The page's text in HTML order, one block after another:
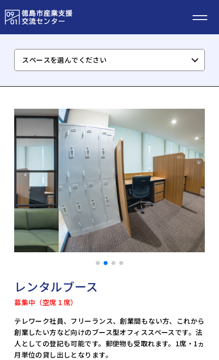
レンタルブース
募集中（空席１席）
テレワーク社員、フリーランス、創業間もない方、これから
創業したい方など向けのブース型オフィススペースです。法
人としての登記も可能です。郵便物も受取れます。1席・1ヵ
月単位の貸し出しとなります。